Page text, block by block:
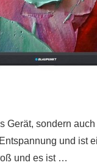
Gerät, sondern
und ist
und es ist …